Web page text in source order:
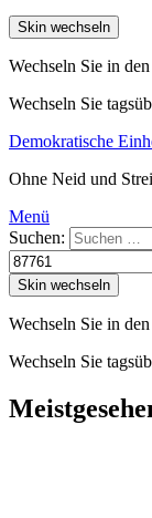
Skin wechseln
Wechseln Sie in
Wechseln Sie
Demokratische
Ohne Neid und
Menü
Suchen:
Skin wechseln
Wechseln Sie in
Wechseln Sie